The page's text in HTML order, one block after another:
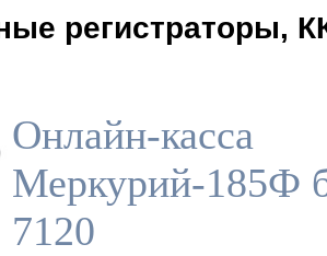
регистраторы,
Онлайн-касса
Меркурий-185Ф
7120